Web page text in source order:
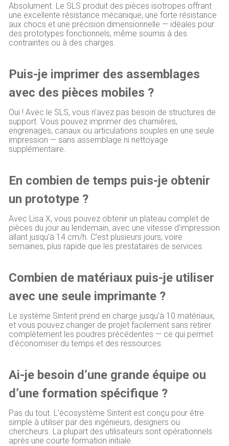
Absolument. Le SLS produit des pièces isotropes offrant
une excellente résistance mécanique, une forte résistance
aux chocs et une précision dimensionnelle — idéales pour
des prototypes fonctionnels, même soumis à des
contraintes ou à des charges.
Puis-je imprimer des assemblages
avec des pièces mobiles ?
Oui ! Avec le SLS, vous n’avez pas besoin de structures de
support. Vous pouvez imprimer des charnières,
engrenages, canaux ou articulations souples en une seule
impression — sans assemblage ni nettoyage
supplémentaire.
En combien de temps puis-je obtenir
un prototype ?
Avec Lisa X, vous pouvez obtenir un plateau complet de
pièces du jour au lendemain, avec une vitesse d’impression
allant jusqu’à 14 cm/h. C’est plusieurs jours, voire
semaines, plus rapide que les prestataires de services.
Combien de matériaux puis-je utiliser
avec une seule imprimante ?
Le système Sinterit prend en charge jusqu’à 10 matériaux,
et vous pouvez changer de projet facilement sans retirer
complètement les poudres précédentes — ce qui permet
d’économiser du temps et des ressources.
Ai-je besoin d’une grande équipe ou
d’une formation spécifique ?
Pas du tout. L’écosystème Sinterit est conçu pour être
simple à utiliser par des ingénieurs, designers ou
chercheurs. La plupart des utilisateurs sont opérationnels
après une courte formation initiale.